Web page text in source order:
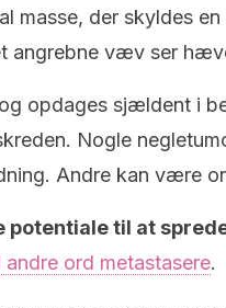
masse, der skyldes en
angrebne væv ser
opdages sjældent i
Nogle
Andre kan være
potentiale til at
andre ord metastasere.